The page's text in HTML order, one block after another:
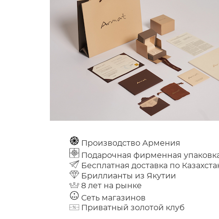
Производство Армения
Подарочная фирменная
Бесплатная доставка по
Бриллианты из Якутии
8 лет на рынке
Сеть магазинов
Приватный золотой клуб